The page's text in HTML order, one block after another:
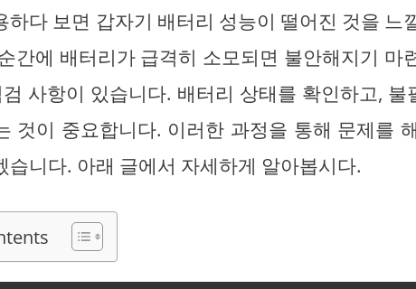
하다 보면 갑자기 배터리 성능이 떨어진 것을 느
간에 배터리가 급격히 소모되면 불안해지기 마
사항이 있습니다. 배터리 상태를 확인하고, 불
것이 중요합니다. 이러한 과정을 통해 문제를
습니다. 아래 글에서 자세하게 알아봅시다.